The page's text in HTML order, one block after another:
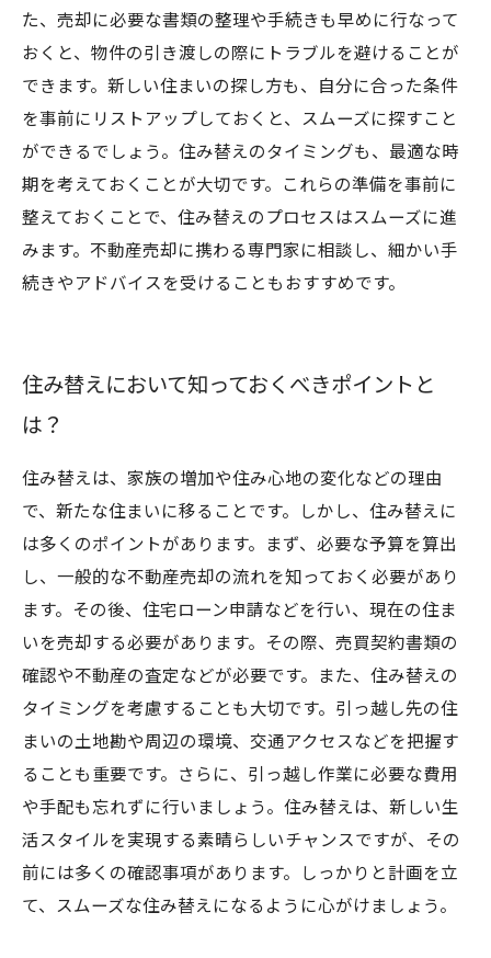
た、売却に必要な書類の整理や手続きも早めに行なって
おくと、物件の引き渡しの際にトラブルを避けることが
できます。新しい住まいの探し方も、自分に合った条件
を事前にリストアップしておくと、スムーズに探すこと
ができるでしょう。住み替えのタイミングも、最適な時
期を考えておくことが大切です。これらの準備を事前に
整えておくことで、住み替えのプロセスはスムーズに進
みます。不動産売却に携わる専門家に相談し、細かい手
続きやアドバイスを受けることもおすすめです。
住み替えにおいて知っておくべきポイントと
は？
住み替えは、家族の増加や住み心地の変化などの理由
で、新たな住まいに移ることです。しかし、住み替えに
は多くのポイントがあります。まず、必要な予算を算出
し、一般的な不動産売却の流れを知っておく必要があり
ます。その後、住宅ローン申請などを行い、現在の住ま
いを売却する必要があります。その際、売買契約書類の
確認や不動産の査定などが必要です。また、住み替えの
タイミングを考慮することも大切です。引っ越し先の住
まいの土地勘や周辺の環境、交通アクセスなどを把握す
ることも重要です。さらに、引っ越し作業に必要な費用
や手配も忘れずに行いましょう。住み替えは、新しい生
活スタイルを実現する素晴らしいチャンスですが、その
前には多くの確認事項があります。しっかりと計画を立
て、スムーズな住み替えになるように心がけましょう。